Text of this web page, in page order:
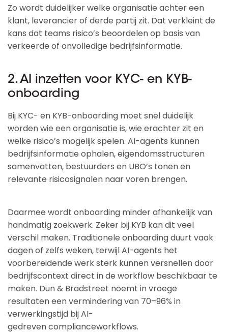
Zo wordt duidelijker welke organisatie achter een
klant, leverancier of derde partij zit. Dat verkleint de
kans dat teams risico’s beoordelen op basis van
verkeerde of onvolledige bedrijfsinformatie.
2. AI inzetten voor KYC- en KYB-
onboarding
Bij KYC- en KYB-onboarding moet snel duidelijk
worden wie een organisatie is, wie erachter zit en
welke risico’s mogelijk spelen. AI-agents kunnen
bedrijfsinformatie ophalen, eigendomsstructuren
samenvatten, bestuurders en UBO’s tonen en
relevante risicosignalen naar voren brengen.
Daarmee wordt onboarding minder afhankelijk van
handmatig zoekwerk. Zeker bij KYB kan dit veel
verschil maken. Traditionele onboarding duurt vaak
dagen of zelfs weken, terwijl AI-agents het
voorbereidende werk sterk kunnen versnellen door
bedrijfscontext direct in de workflow beschikbaar te
maken. Dun & Bradstreet noemt in vroege
resultaten een vermindering van 70–96% in
verwerkingstijd bij AI-
gedreven complianceworkflows.